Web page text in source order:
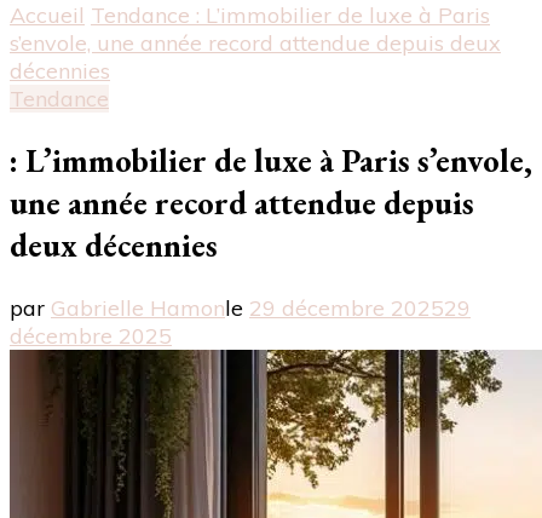
Accueil Tendance : L’immobilier de luxe à Paris
s’envole, une année record attendue depuis deux
décennies
Tendance
: L’immobilier de luxe à Paris s’envole,
une année record attendue depuis
deux décennies
par Gabrielle Hamonle 29 décembre 202529
décembre 2025